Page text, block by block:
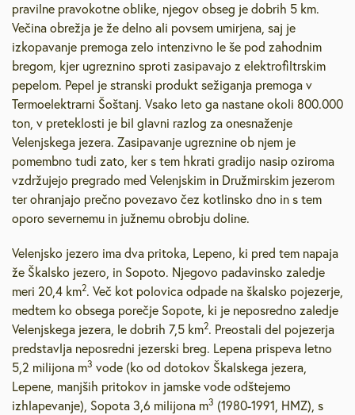
pravilne pravokotne oblike, njegov obseg je dobrih 5 km.
Večina obrežja je že delno ali povsem umirjena, saj je
izkopavanje premoga zelo intenzivno le še pod zahodnim
bregom, kjer ugreznino sproti zasipavajo z elektrofiltrskim
pepelom. Pepel je stranski produkt sežiganja premoga v
Termoelektrarni Šoštanj. Vsako leto ga nastane okoli 800.000
ton, v preteklosti je bil glavni razlog za onesnaženje
Velenjskega jezera. Zasipavanje ugreznine ob njem je
pomembno tudi zato, ker s tem hkrati gradijo nasip oziroma
vzdržujejo pregrado med Velenjskim in Družmirskim jezerom
ter ohranjajo prečno povezavo čez kotlinsko dno in s tem
oporo severnemu in južnemu obrobju doline.
Velenjsko jezero ima dva pritoka, Lepeno, ki pred tem napaja
že Škalsko jezero, in Sopoto. Njegovo padavinsko zaledje
meri 20,4 km2. Več kot polovica odpade na škalsko pojezerje,
medtem ko obsega porečje Sopote, ki je neposredno zaledje
Velenjskega jezera, le dobrih 7,5 km2. Preostali del pojezerja
predstavlja neposredni jezerski breg. Lepena prispeva letno
5,2 milijona m3 vode (ko od dotokov Škalskega jezera,
Lepene, manjših pritokov in jamske vode odštejemo
izhlapevanje), Sopota 3,6 milijona m3 (1980-1991, HMZ), s